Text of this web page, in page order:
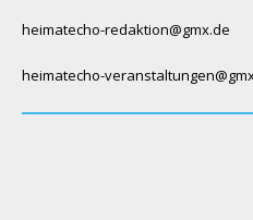
heimatecho-redaktion@gmx.de
heimatecho-